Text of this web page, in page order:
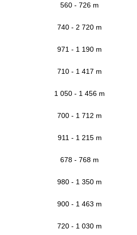
560 - 726 m
740 - 2 720 m
971 - 1 190 m
710 - 1 417 m
1 050 - 1 456 m
700 - 1 712 m
911 - 1 215 m
678 - 768 m
980 - 1 350 m
900 - 1 463 m
720 - 1 030 m